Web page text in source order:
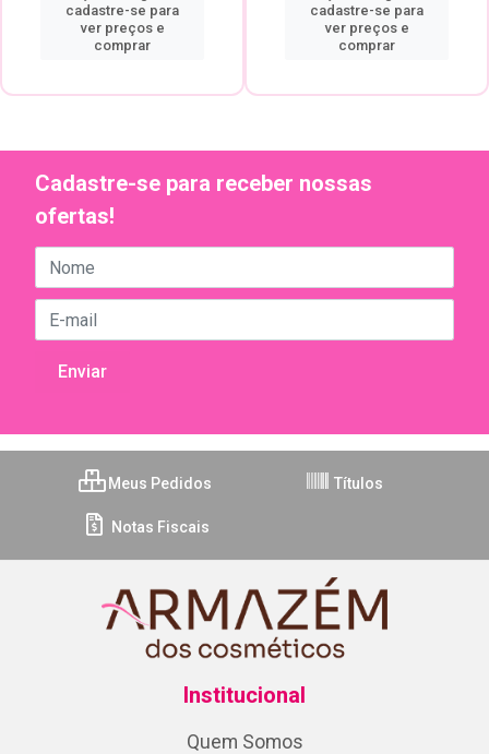
cadastre-se para
ver preços e
comprar
cadastre-se para
ver preços e
comprar
Cadastre-se para receber nossas
ofertas!
Meus Pedidos Títulos
Notas Fiscais
Institucional
Quem Somos